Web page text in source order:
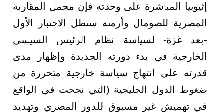
إثيوبيا المباشرة على وحدته فإن مجمل المقاربة
المصرية للصومال وأزمته ستظل الاختبار الأول
-بعد غزة- لسياسة نظام الرئيس السيسي
الخارجية في بدء دورته الجديدة وإظهار مدى
قدرته على انتهاج سياسة خارجية متحررة من
ضغوط الدول الخليجية (التي نجحت في الواقع
في تهميش غير مسبوق للدور المصري وتهديد